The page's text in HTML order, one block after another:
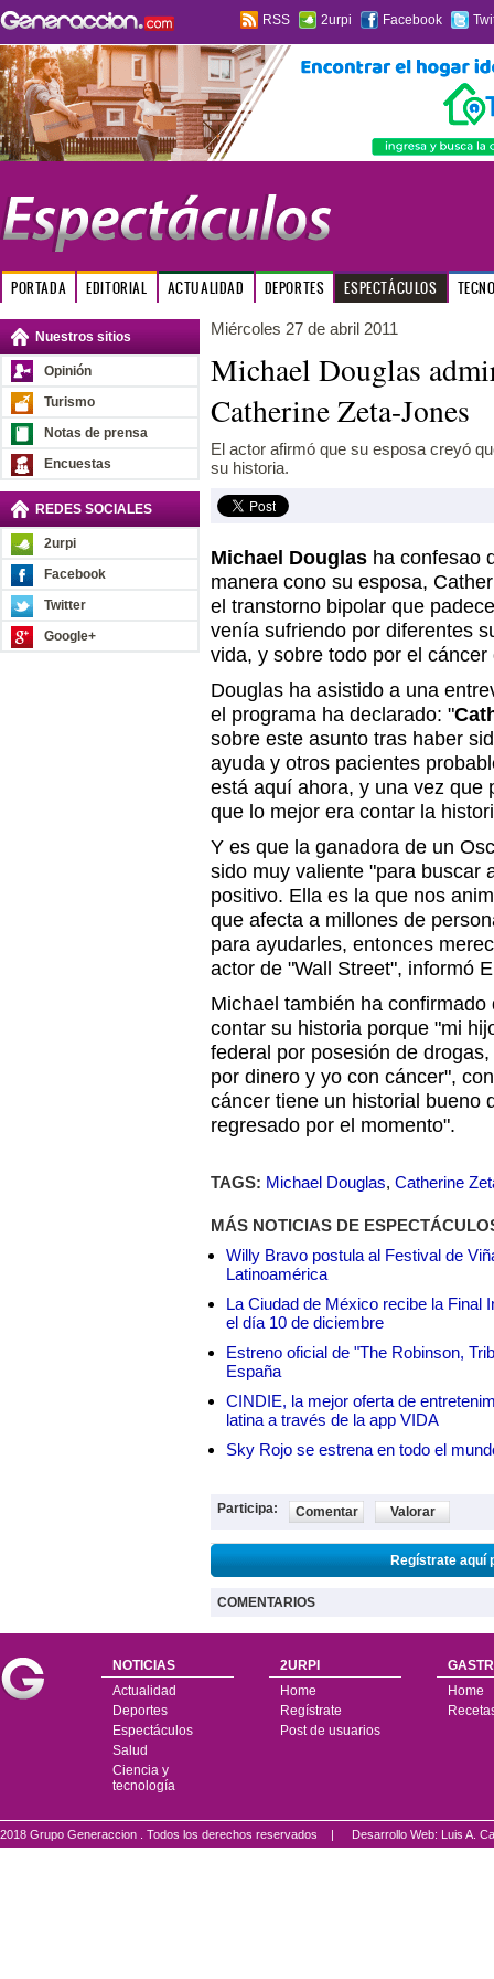
RSS 2urpi Facebook
PORTADA EDITORIAL ACTUALIDAD DEPORTES ESPECTÁCULOS
Nuestros sitios
Opinión
Turismo
Notas de prensa
Encuestas
REDES SOCIALES
2urpi
Facebook
Twitter
Google+
Miércoles 27 de abril 2011
Michael Douglas
Catherine Zeta-Jones
El actor afirmó que su esposa creyó
su historia.
Michael Douglas ha confesao
manera cono su esposa,
el transtorno bipolar que
venía sufriendo por diferentes
vida, y sobre todo por el
Douglas ha asistido a una
el programa ha declarado: "
sobre este asunto tras haber
ayuda y otros pacientes
está aquí ahora, y una vez que
que lo mejor era contar la
Y es que la ganadora de un
sido muy valiente "para buscar
positivo. Ella es la que nos
que afecta a millones de
para ayudarles, entonces
actor de "Wall Street", informó
Michael también ha
contar su historia porque "mi
federal por posesión de
por dinero y yo con cáncer",
cáncer tiene un historial bueno
regresado por el momento".
TAGS: Michael Douglas, Catherine
MÁS NOTICIAS DE
Willy Bravo postula al Festival de
Latinoamérica
La Ciudad de México recibe la Final
el día 10 de diciembre
Estreno oficial de "The Robinson,
España
CINDIE, la mejor oferta de
latina a través de la app VIDA
Sky Rojo se estrena en todo el
Participa: Comentar Valorar
Regístrate aquí
COMENTARIOS
NOTICIAS
Actualidad
Deportes
Espectáculos
Salud
Ciencia y
tecnología
2URPI
Home
Regístrate
Post de usuarios
Home
2018 Grupo Generaccion . Todos los derechos reservados | Desarrollo Web: Luis